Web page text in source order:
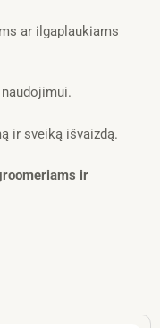
ar ilgaplaukiams
ir sveiką išvaizdą.
ir